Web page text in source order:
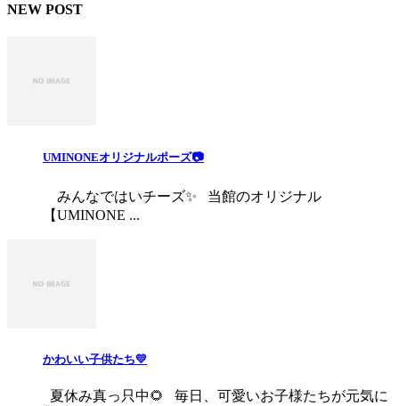
NEW POST
UMINONEオリジナルポーズ📷
みんなではいチーズ✨ 当館のオリジナル
【UMINONE ...
かわいい子供たち💛
夏休み真っ只中🌻 毎日、可愛いお子様たちが元気に